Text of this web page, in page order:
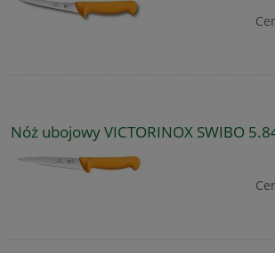
Nóż ubojowy VICTORINOX SWIBO